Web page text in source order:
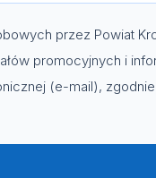
przez Powiat
promocyjnych i
(e-mail),